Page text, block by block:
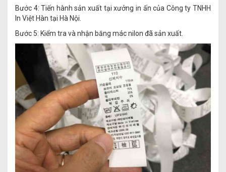
Bước 4: Tiến hành sản xuất tại xưởng in ấn của Công ty TNHH
In Việt Hàn tại Hà Nội.
Bước 5: Kiểm tra và nhận băng mác nilon đã sản xuất.